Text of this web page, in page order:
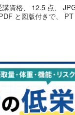
資格、 12.5 点、
と図版付きで、